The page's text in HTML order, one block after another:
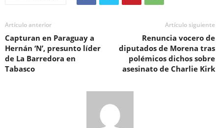
Artículo anterior
Capturan en Paraguay a
Hernán ‘N’, presunto líder
de La Barredora en
Tabasco
Artículo siguiente
Renuncia vocero de
diputados de Morena tras
polémicos dichos sobre
asesinato de Charlie Kirk